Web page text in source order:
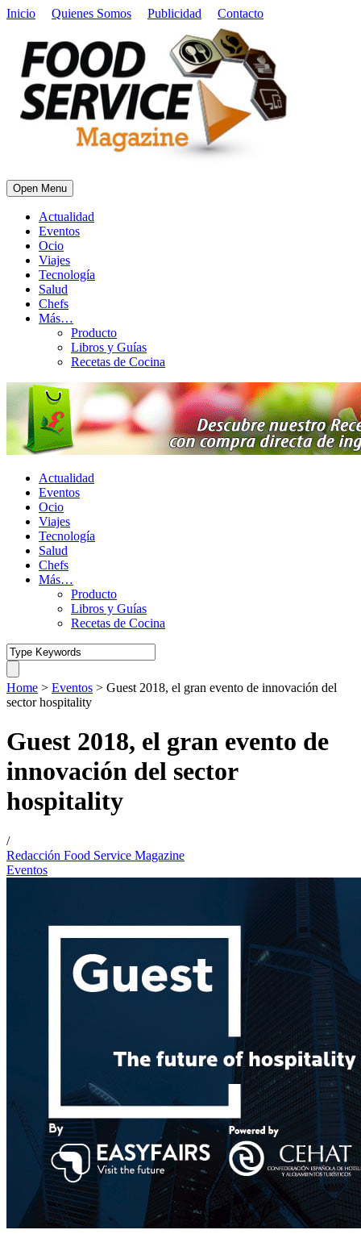
Inicio Quienes Somos Publicidad Contacto
Open Menu
Actualidad
Eventos
Ocio
Viajes
Tecnología
Salud
Chefs
Más…
Producto
Libros y Guías
Recetas de Cocina
Actualidad
Eventos
Ocio
Viajes
Tecnología
Salud
Chefs
Más…
Producto
Libros y Guías
Recetas de Cocina
Home > Eventos > Guest 2018, el gran evento de innovación del
sector hospitality
Guest 2018, el gran evento de
innovación del sector
hospitality
/
Redacción Food Service Magazine
Eventos